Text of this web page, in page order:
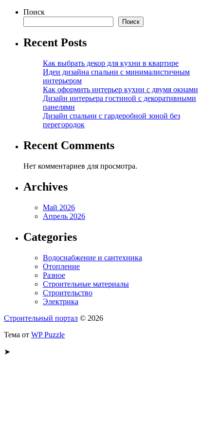
Поиск
Поиск
Recent Posts
Как выбрать декор для кухни в квартире
Идеи дизайна спальни с минималистичным
интерьером
Как оформить интерьер кухни с двумя окнами
Дизайн интерьера гостиной с декоративными
панелями
Дизайн спальни с гардеробной зоной без
перегородок
Recent Comments
Нет комментариев для просмотра.
Archives
Май 2026
Апрель 2026
Categories
Водоснабжение и сантехника
Отопление
Разное
Строительные материалы
Строительство
Электрика
Строительный портал © 2026
Тема от WP Puzzle
➤